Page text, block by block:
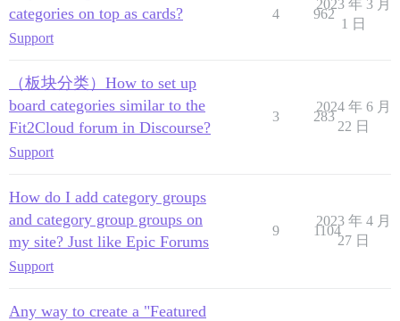
categories on top as cards?
Support
4 962
2023 年 3 月
1 日
（板块分类）How to set up
board categories similar to the
Fit2Cloud forum in Discourse?
Support
3 283
2024 年 6 月
22 日
How do I add category groups
and category group groups on
my site? Just like Epic Forums
Support
9 1104
2023 年 4 月
27 日
Any way to create a "Featured